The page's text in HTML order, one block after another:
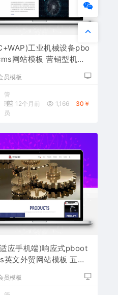
工业机械设备pbo
网站模板 营销型机械
员模板
管
理
员
12个月前 1,166 30￥
应手机端)响应式pboot
英文外贸网站模板 五金
员模板